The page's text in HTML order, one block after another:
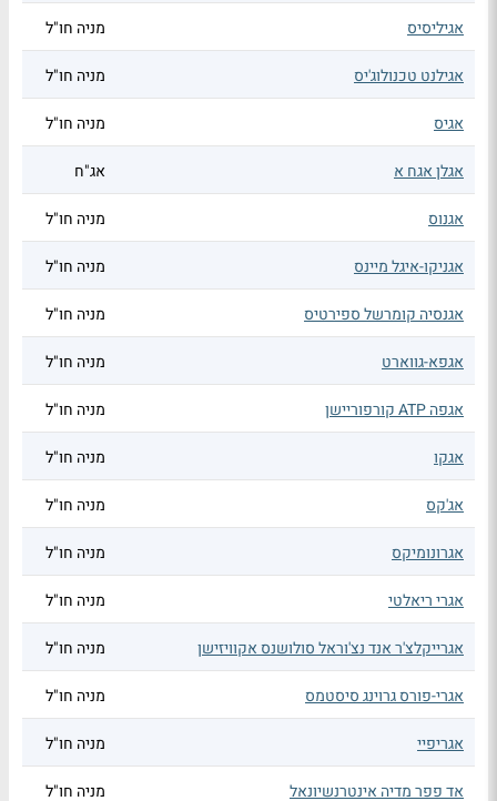
אגיליסיס מניה חו"ל
אגילנט טכנולוג'יס מניה חו"ל
אגיס מניה חו"ל
אגלן אגח א אג"ח
אגנוס מניה חו"ל
אגניקו-איגל מיינס מניה חו"ל
אגנסיה קומרשל ספירטיס מניה חו"ל
אגפא-גווארט מניה חו"ל
אגפה ATP קורפוריישן מניה חו"ל
אגקו מניה חו"ל
אג'קס מניה חו"ל
אגרונומיקס מניה חו"ל
אגרי ריאלטי מניה חו"ל
אגרייקלצ'ר אנד נצ'וראל סולושנס אקוויזישן מניה חו"ל
אגרי-פורס גרוינג סיסטמס מניה חו"ל
אגריפיי מניה חו"ל
אד פפר מדיה אינטרנשיונאל מניה חו"ל